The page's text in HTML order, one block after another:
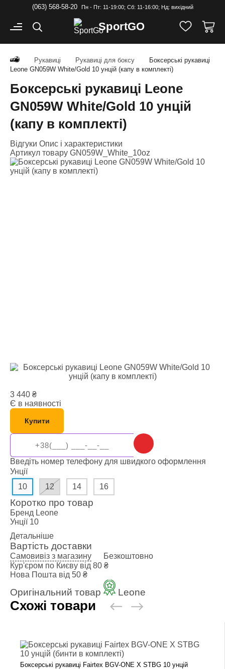
(063) 568-58-20 Пн - Пт: 11-19:00; Cб: 11-16:00; Нд: вихідний
SportGO
Рукавиці Рукавиці для боксу
Боксерські рукавиці
Leone GN059W White/Gold 10 унцій (капу в комплекті)
Боксерські рукавиці Leone
GN059W White/Gold 10 унцій
(капу в комплекті)
Відгуки Опис і характеристики
Артикул товару GN059W_White_10oz
3 440 ₴
Є в наявності
Купити
Введіть номер телефону для швидкого оформлення
Унції
10
12 14 16
Коротко про товар
Бренд Leone
Унції 10
Детальніше
Вартість доставки
Самовивіз з магазину
Безкоштовно
Кур'єром по Києву від 80 ₴
Нова Пошта від 50 ₴
Оригінальний товар Leone
Схожі товари
Боксерські рукавиці Fairtex BGV-ONE X STBG 10 унцій